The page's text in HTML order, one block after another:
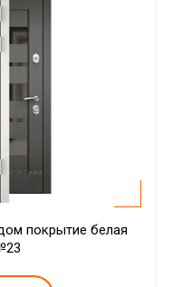
покрытие белая